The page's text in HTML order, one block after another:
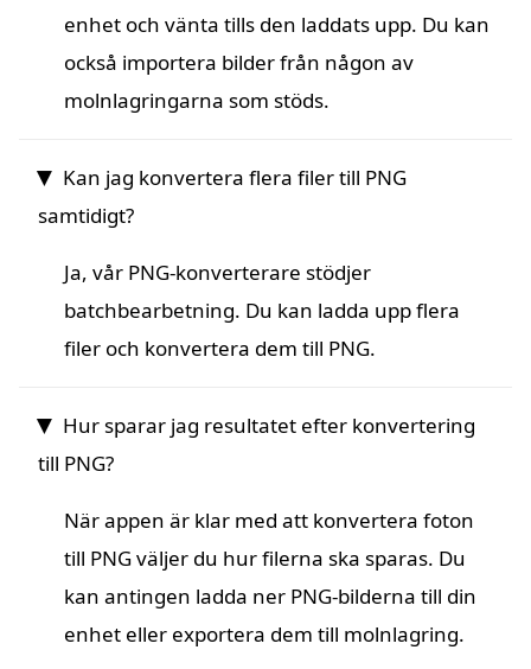
enhet och vänta tills den laddats upp. Du kan
också importera bilder från någon av
molnlagringarna som stöds.
Kan jag konvertera flera filer till PNG
samtidigt?
Ja, vår PNG-konverterare stödjer
batchbearbetning. Du kan ladda upp flera
filer och konvertera dem till PNG.
Hur sparar jag resultatet efter konvertering
till PNG?
När appen är klar med att konvertera foton
till PNG väljer du hur filerna ska sparas. Du
kan antingen ladda ner PNG-bilderna till din
enhet eller exportera dem till molnlagring.